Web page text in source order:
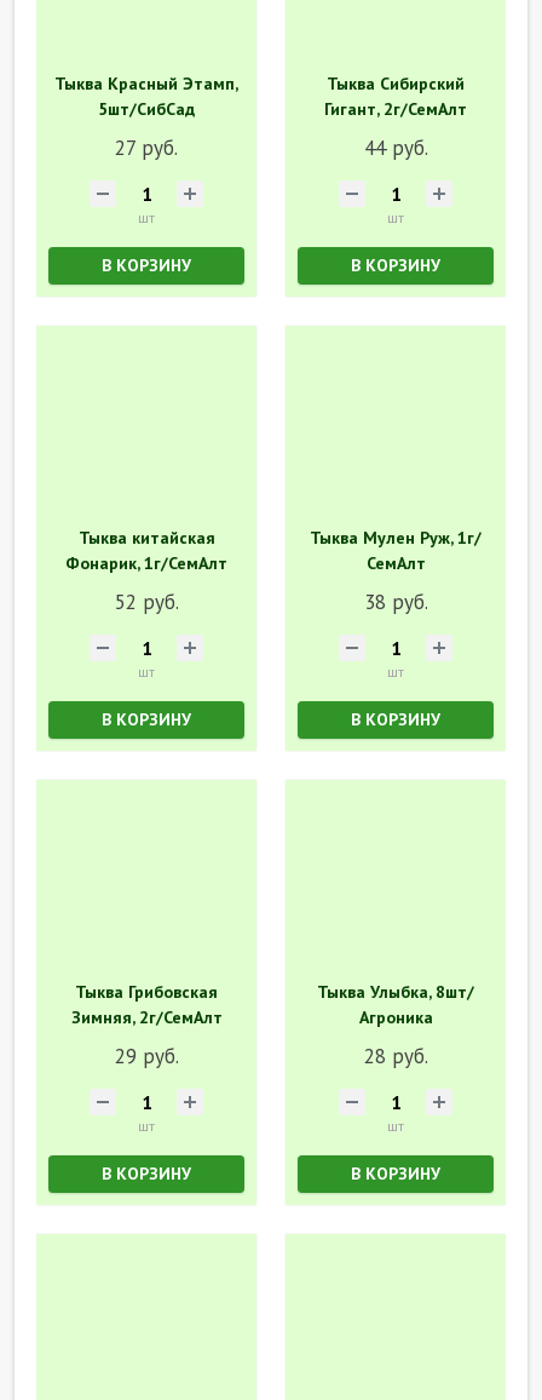
Тыква Красный Этамп,
5шт/СибСад
27 руб.
шт
В КОРЗИНУ
Тыква Сибирский
Гигант, 2г/СемАлт
44 руб.
шт
В КОРЗИНУ
Тыква китайская
Фонарик, 1г/СемАлт
52 руб.
шт
В КОРЗИНУ
Тыква Мулен Руж, 1г/
СемАлт
38 руб.
шт
В КОРЗИНУ
Тыква Грибовская
Зимняя, 2г/СемАлт
29 руб.
шт
В КОРЗИНУ
Тыква Улыбка, 8шт/
Агроника
28 руб.
шт
В КОРЗИНУ